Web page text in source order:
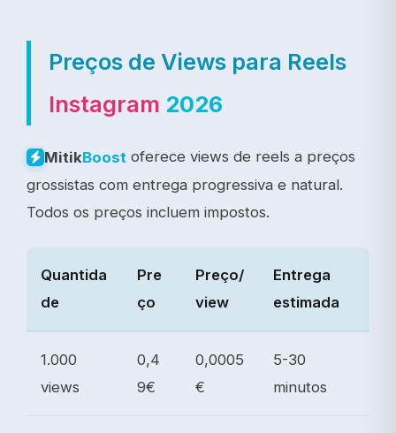
Preços de Views para Reels
Instagram 2026
MitikBoost oferece views de reels a preços
grossistas com entrega progressiva e natural.
Todos os preços incluem impostos.
Quantida
de
Pre
ço
Preço/
view
Entrega
estimada
1.000
views
0,4
9€
0,0005
€
5-30
minutos